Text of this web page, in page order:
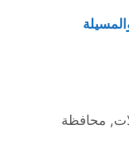
, محافظة